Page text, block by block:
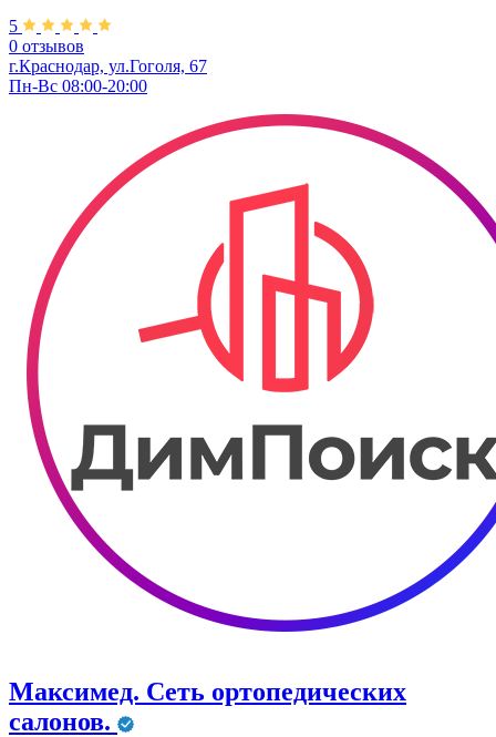
5
0 отзывов
г.Краснодар, ул.​Гоголя, 67
Пн-Вс 08:00-20:00
Максимед. Сеть ортопедических
салонов.